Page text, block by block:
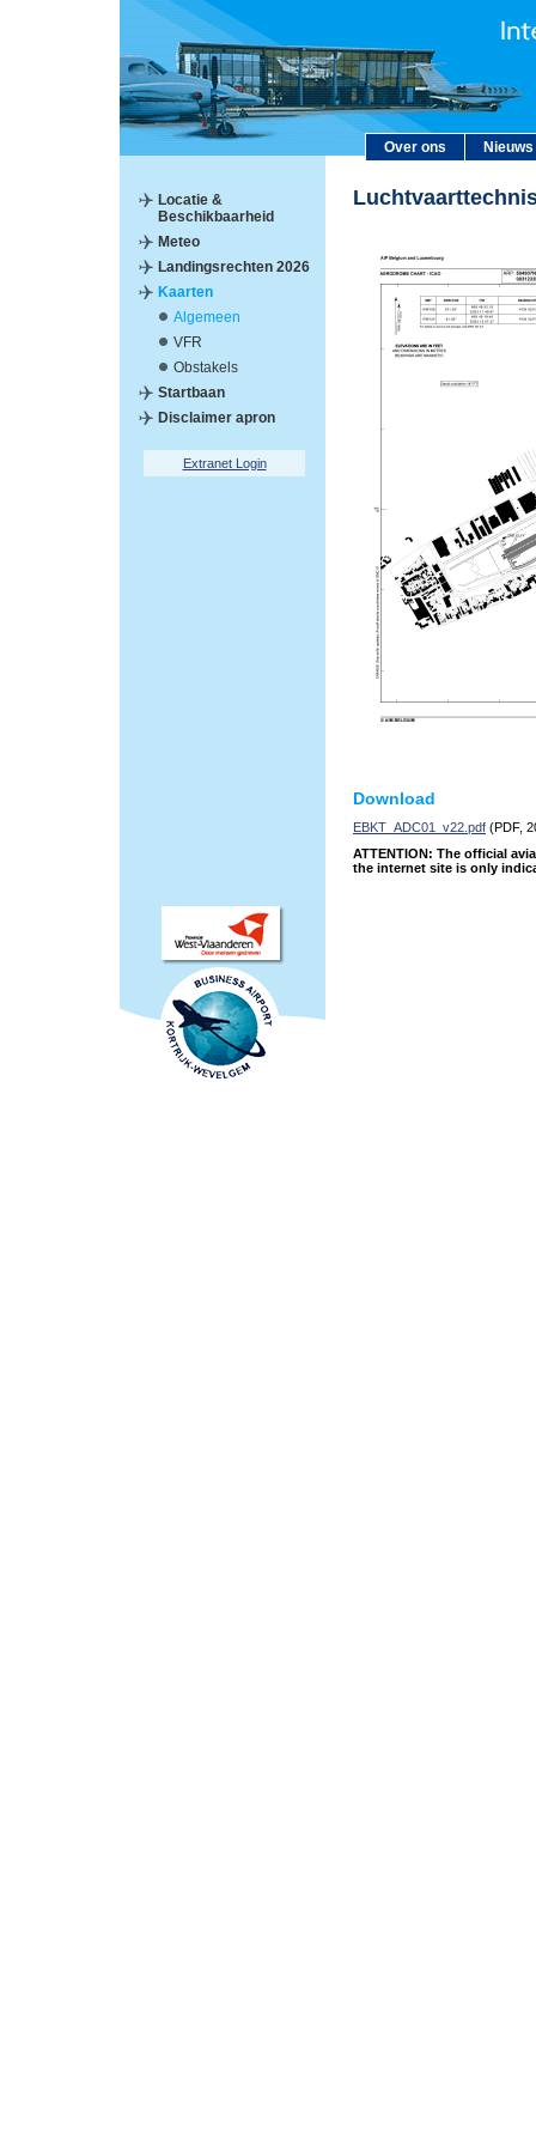
Over ons Nieuws
Locatie &
Beschikbaarheid
Meteo
Landingsrechten 2026
Kaarten
Algemeen
VFR
Obstakels
Startbaan
Disclaimer apron
Extranet Login
Download
EBKT_ADC01_v22.pdf (PDF,
ATTENTION: The official
the internet site is only